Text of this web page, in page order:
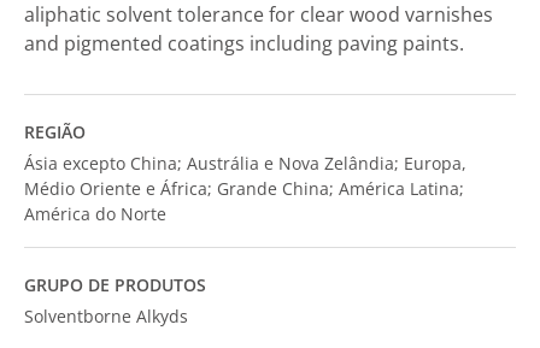
aliphatic solvent tolerance for clear wood varnishes
and pigmented coatings including paving paints.
REGIÃO
Ásia excepto China; Austrália e Nova Zelândia; Europa,
Médio Oriente e África; Grande China; América Latina;
América do Norte
GRUPO DE PRODUTOS
Solventborne Alkyds